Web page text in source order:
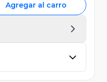
Agregar al carro